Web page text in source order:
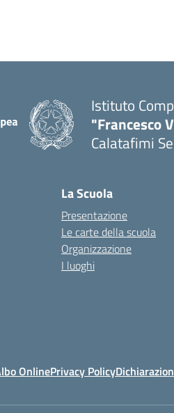
Istituto
"Francesco
Calatafimi
La Scuola
Presentazione
Le carte della scuola
Organizzazione
I luoghi
OnlinePrivacy Policy